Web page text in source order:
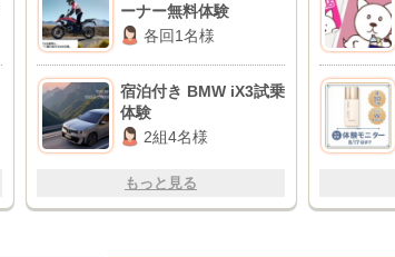
ーナー無料体験
各回1名様
宿泊付き BMW iX3試乗
体験
2組4名様
もっと見る